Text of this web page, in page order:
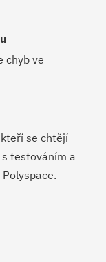
chyb ve
se chtějí
testováním a